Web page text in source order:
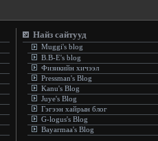
Найз сайтууд
Muggi's blog
B.B-E's blog
Физикийн хичээл
Pressman's Blog
Kanu's Blog
Juye's Blog
Гэгээн хайрын блог
G-logus's Blog
Bayarmaa's Blog